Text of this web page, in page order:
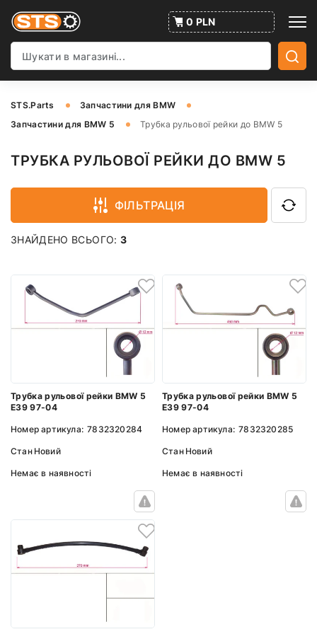
0 PLN
STS.Parts
Запчастини для BMW
Запчастини для BMW 5
Трубка рульової рейки до BMW 5
ТРУБКА РУЛЬОВОЇ РЕЙКИ ДО BMW 5
ФІЛЬТРАЦІЯ
ЗНАЙДЕНО ВСЬОГО: 3
Трубка рульової рейки BMW 5
E39 97-04
Номер артикула: 7832320284
Стан Новий
Немає в наявності
Трубка рульової рейки BMW 5
E39 97-04
Номер артикула: 7832320285
Стан Новий
Немає в наявності